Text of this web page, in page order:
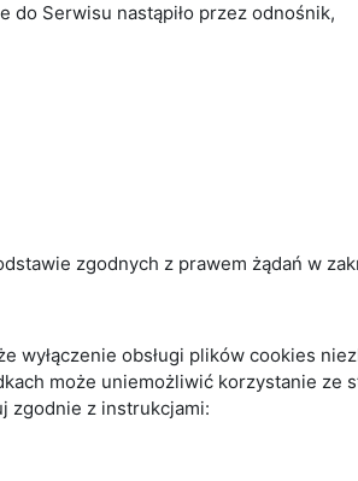
Serwisu nastąpiło przez odnośnik,
zgodnych z prawem żądań w
wyłączenie obsługi plików cookies
może uniemożliwić korzystanie ze
zgodnie z instrukcjami: